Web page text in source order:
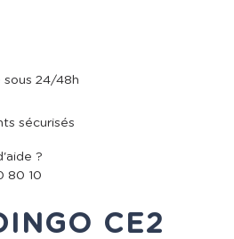
sous 24/48h
sécurisés
?
80 10
CE2